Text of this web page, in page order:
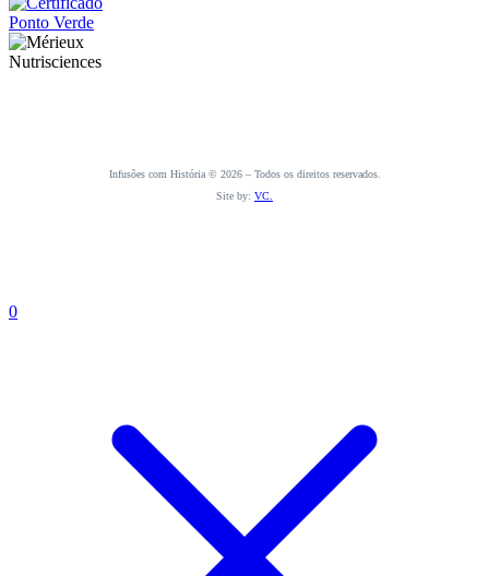
Infusões com História © 2026 – Todos os direitos reservados.
Site by: VC.
0